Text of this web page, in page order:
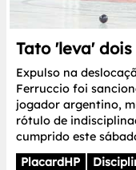
Tato 'leva'
Expulso na
Ferruccio foi
jogador argentino,
rótulo de
cumprido este
PlacardHP